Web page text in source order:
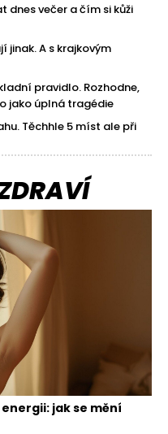
dnes večer a čím si kůži
jinak. A s krajkovým
pravidlo. Rozhodne,
jako úplná tragédie
Těchhle 5 míst ale při
jak se mění